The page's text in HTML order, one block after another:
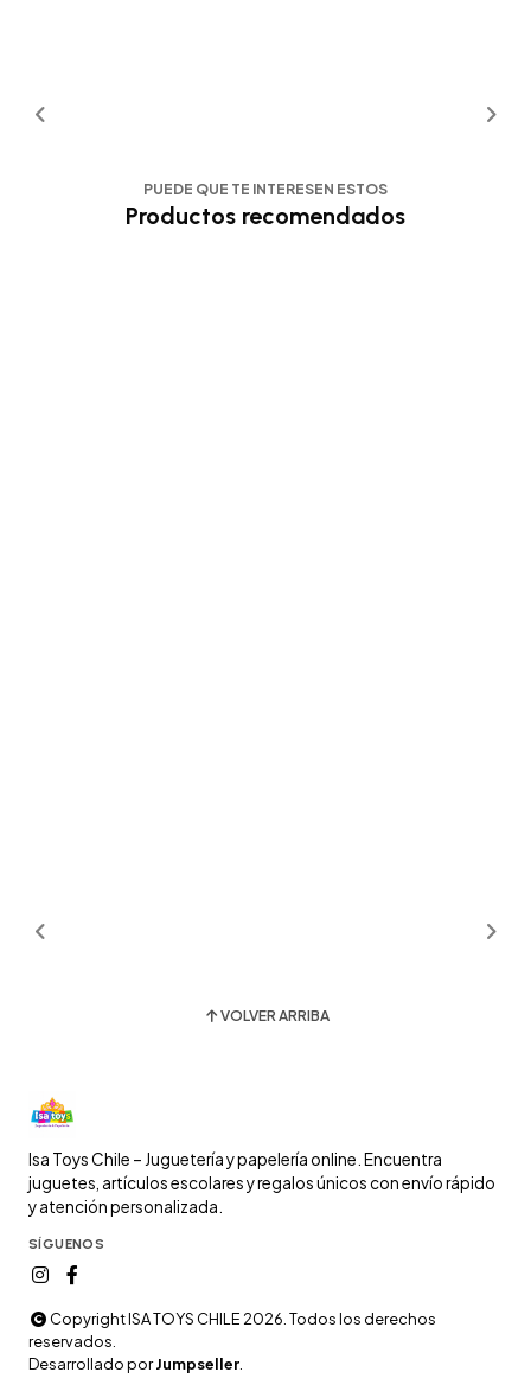
PUEDE QUE TE INTERESEN ESTOS
Productos recomendados
VOLVER ARRIBA
Isa Toys Chile – Juguetería y papelería online. Encuentra
juguetes, artículos escolares y regalos únicos con envío rápido
y atención personalizada.
SÍGUENOS
Copyright ISA TOYS CHILE 2026. Todos los derechos
reservados.
Desarrollado porJumpseller.